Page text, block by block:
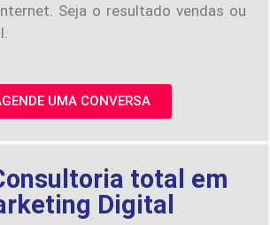
Seja o resultado vendas ou
UMA CONVERSA
total em
Digital